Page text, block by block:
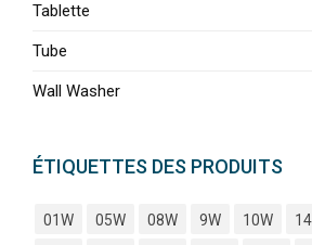
Tablette
Tube
Wall Washer
ÉTIQUETTES DES PRODUITS
01W 05W 08W 9W 10W